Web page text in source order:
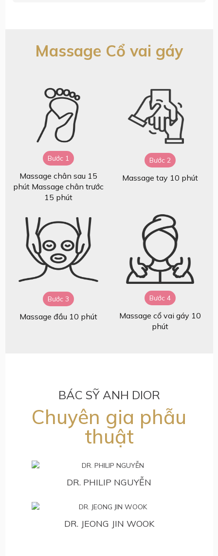
Massage Cổ vai gáy
Bước 1
Massage chân sau 15
phút Massage chân trước
15 phút
Bước 2
Massage tay 10 phút
Bước 3
Massage đầu 10 phút
Bước 4
Massage cổ vai gáy 10
phút
BÁC SỸ ANH DIOR
Chuyên gia phẫu
thuật
DR. PHILIP NGUYỄN
DR. JEONG JIN WOOK